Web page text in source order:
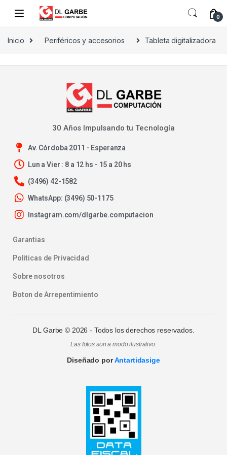
0
Inicio Periféricos y accesorios Tableta digitalizadora
30 Años Impulsando tu Tecnología
Av. Córdoba 2011 - Esperanza
Lun a Vier : 8 a 12 hs - 15 a 20 hs
(3496) 42-1582
WhatsApp: (3496) 50-1175
Instagram.com/dlgarbe.computacion
Garantias
Politicas de Privacidad
Sobre nosotros
Boton de Arrepentimiento
DL Garbe © 2026 - Todos los derechos reservados.
Las fotos son a modo ilustrativo.
Diseñado porAntartidasige